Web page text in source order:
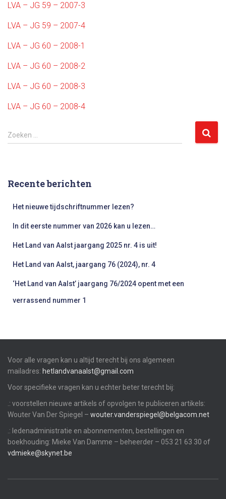
LVA – JG 59 – 2007-3
LVA – JG 59 – 2007-4
LVA – JG 60 – 2008-1
LVA – JG 60 – 2008-2
LVA – JG 60 – 2008-3
LVA – JG 60 – 2008-4
Z
o
n
Zoeken …
Recente berichten
Het nieuwe tijdschriftnummer lezen?
In dit eerste nummer van 2026 kan u lezen…
Het Land van Aalst jaargang 2025 nr. 4 is uit!
Het Land van Aalst, jaargang 76 (2024), nr. 4
‘Het Land van Aalst’ jaargang 76/2024 opent met een
verrassend nummer 1
Voor alle vragen kan u altijd terecht bij ons algemeen
mailadres: hetlandvanaalst@gmail.com
Voor specifieke vragen kan u echter beter terecht bij:
.: voorstellen nieuwe artikels of opvolgen te publiceren artikels:
Wouter Van Der Spiegel – wouter.vanderspiegel@belgacom.net
.: ledenadministratie en abonnementen, bestellingen en
boekhouding: Mieke Van Damme – beheerder – 053 21 63 30 of
vdmieke@skynet.be